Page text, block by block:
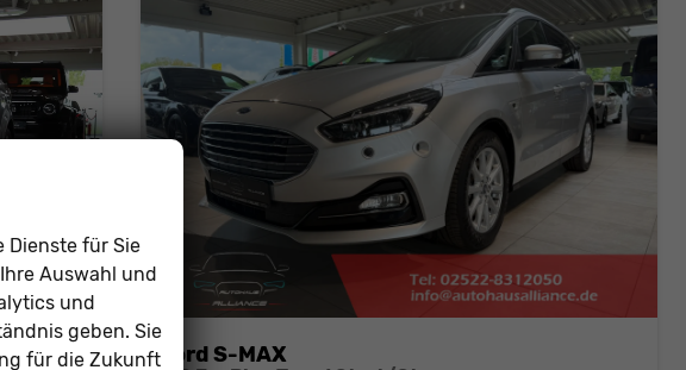
Ford S-MAX
Dienste für Sie
Auswahl und
und
geben. Sie
für die Zukunft